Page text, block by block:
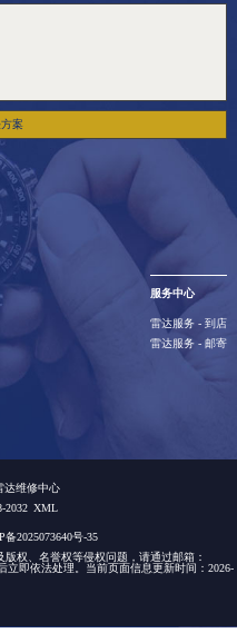
案
服务中心
雷达服务 - 到店
雷达服务 - 邮寄
达维修中心
2032 XML
2025073640号-35
权、名誉权等侵权问题，请通过邮箱：
立即依法处理。当前页面信息更新时间：2026-